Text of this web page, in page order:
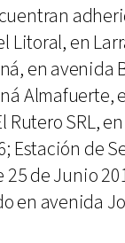
Litoral, en
en avenida
Almafuerte,
Rutero SRL,
Estación de
de Junio
en avenida